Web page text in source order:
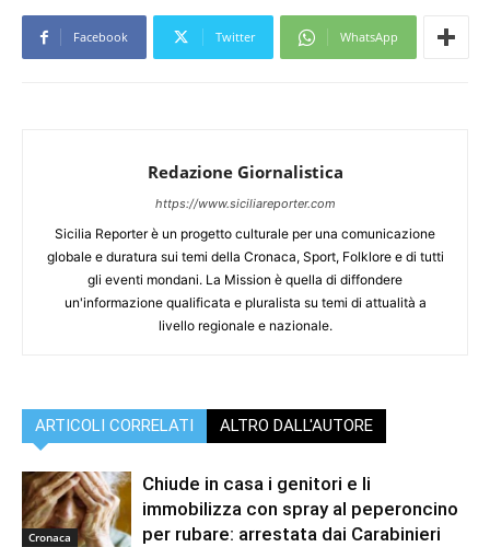
Facebook Twitter WhatsApp
Redazione Giornalistica
https://www.siciliareporter.com
Sicilia Reporter è un progetto culturale per una comunicazione
globale e duratura sui temi della Cronaca, Sport, Folklore e di tutti
gli eventi mondani. La Mission è quella di diffondere
un'informazione qualificata e pluralista su temi di attualità a
livello regionale e nazionale.
ARTICOLI CORRELATI ALTRO DALL'AUTORE
Cronaca
Chiude in casa i genitori e li
immobilizza con spray al peperoncino
per rubare: arrestata dai Carabinieri